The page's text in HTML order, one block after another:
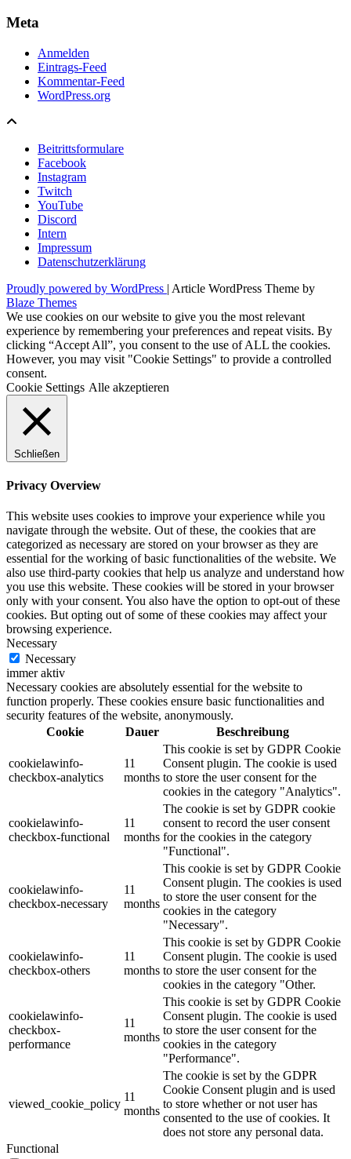
Meta
Anmelden
Eintrags-Feed
Kommentar-Feed
WordPress.org
Beitrittsformulare
Facebook
Instagram
Twitch
YouTube
Discord
Intern
Impressum
Datenschutzerklärung
Proudly powered by WordPress | Article WordPress Theme by
Blaze Themes
We use cookies on our website to give you the most relevant
experience by remembering your preferences and repeat visits. By
clicking “Accept All”, you consent to the use of ALL the cookies.
However, you may visit "Cookie Settings" to provide a controlled
consent.
Cookie Settings Alle akzeptieren
Schließen
Privacy Overview
This website uses cookies to improve your experience while you
navigate through the website. Out of these, the cookies that are
categorized as necessary are stored on your browser as they are
essential for the working of basic functionalities of the website. We
also use third-party cookies that help us analyze and understand how
you use this website. These cookies will be stored in your browser
only with your consent. You also have the option to opt-out of these
cookies. But opting out of some of these cookies may affect your
browsing experience.
Necessary
Necessary
immer aktiv
Necessary cookies are absolutely essential for the website to
function properly. These cookies ensure basic functionalities and
security features of the website, anonymously.
Cookie
Dauer Beschreibung
cookielawinfo-
checkbox-analytics
11
months
This cookie is set by GDPR Cookie
Consent plugin. The cookie is used
to store the user consent for the
cookies in the category "Analytics".
cookielawinfo-
checkbox-functional
11
months
The cookie is set by GDPR cookie
consent to record the user consent
for the cookies in the category
"Functional".
cookielawinfo-
checkbox-necessary
11
months
This cookie is set by GDPR Cookie
Consent plugin. The cookies is used
to store the user consent for the
cookies in the category
"Necessary".
cookielawinfo-
checkbox-others
11
months
This cookie is set by GDPR Cookie
Consent plugin. The cookie is used
to store the user consent for the
cookies in the category "Other.
cookielawinfo-
checkbox-
performance
11
months
This cookie is set by GDPR Cookie
Consent plugin. The cookie is used
to store the user consent for the
cookies in the category
"Performance".
viewed_cookie_policy
11
months
The cookie is set by the GDPR
Cookie Consent plugin and is used
to store whether or not user has
consented to the use of cookies. It
does not store any personal data.
Functional